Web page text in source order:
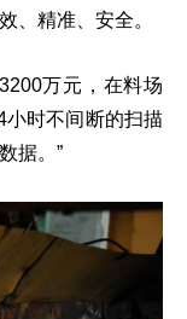
、精准、安全。
万元，在料场
时不间断的扫描
据。”